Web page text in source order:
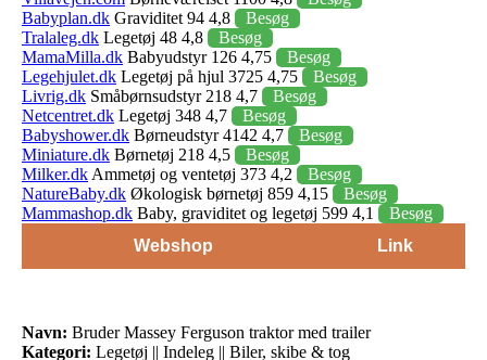
Babyplan.dk Graviditet 94 4,8
Besøg
Tralaleg.dk Legetøj 48 4,8
Besøg
MamaMilla.dk Babyudstyr 126 4,75
Besøg
Legehjulet.dk Legetøj på hjul 3725 4,75
Besøg
Livrig.dk Småbørnsudstyr 218 4,7
Besøg
Netcentret.dk Legetøj 348 4,7
Besøg
Babyshower.dk Børneudstyr 4142 4,7
Besøg
Miniature.dk Børnetøj 218 4,5
Besøg
Milker.dk Ammetøj og ventetøj 373 4,2
Besøg
NatureBaby.dk Økologisk børnetøj 859 4,15
Besøg
Mammashop.dk Baby, graviditet og legetøj 599 4,1
Besøg
Webshop
Link
Navn: Bruder Massey Ferguson traktor med trailer
Kategori: Legetøj || Indeleg || Biler, skibe & tog